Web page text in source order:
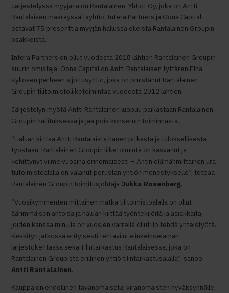
Järjestelyssä myyjänä on Rantalainen-Yhtiöt Oy, joka on Antti
Rantalaisen määräysvaltayhtiö. Intera Partners ja Oona Capital
ostavat 75 prosenttia myyjän hallussa olleista Rantalainen Groupin
osakkeista.
Intera Partners on ollut vuodesta 2018 lähtien Rantalainen Groupin
suurin omistaja. Oona Capital on Antti Rantalaisen tyttären Elna
Kyllösen perheen sijoitusyhtiö, joka on omistanut Rantalainen
Groupin tilitoimistoliiketoimintaa vuodesta 2012 lähtien.
Järjestelyn myötä Antti Rantalainen luopuu paikastaan Rantalainen
Groupin hallituksessa ja jää pois konsernin toiminnasta.
”Haluan kiittää Antti Rantalaista hänen pitkästä ja tuloksellisesta
työstään. Rantalainen Groupin liiketoiminta on kasvanut ja
kehittynyt viime vuosina erinomaisesti – Antin elämänmittainen ura
tilitoimistoalalla on valanut perustan yhtiön menestykselle”, toteaa
Rantalainen Groupin toimitusjohtaja Jukka Rosenberg.
”Vuosikymmenten mittainen matka tilitoimistoalalla on ollut
äärimmäisen antoisa ja haluan kiittää työntekijöitä ja asiakkaita,
joiden kanssa minulla on vuosien varrella ollut ilo tehdä yhteistyötä.
Keskityn jatkossa erityisesti tehtäviini elinkeinoelämän
järjestökentässä sekä Tilintarkastus Rantalaisessa, joka on
Rantalainen Groupista erillinen yhtiö tilintarkastusalalla”, sanoo
Antti Rantalainen.
Kauppa on ehdollinen tavanomaiselle viranomaisten hyväksynnälle.